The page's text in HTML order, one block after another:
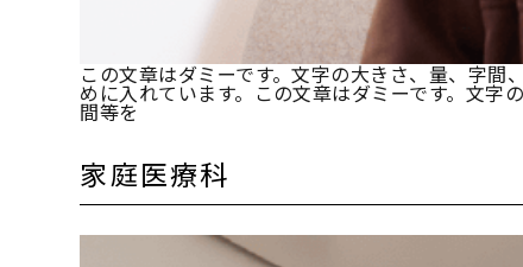
この文章はダミーです。文字の大きさ、量、字
めに入れています。この文章はダミーです。文字
間等を
家庭医療科